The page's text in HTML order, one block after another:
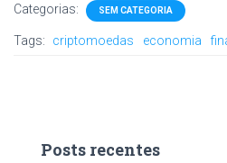
Categorias: SEM CATEGORIA
Tags: criptomoedas economia
Posts recentes